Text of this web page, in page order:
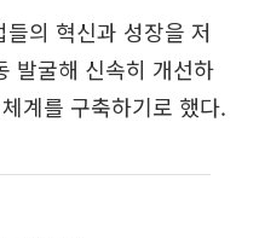
의 혁신과 성장을 저
발굴해 신속히 개선하
계를 구축하기로 했다.